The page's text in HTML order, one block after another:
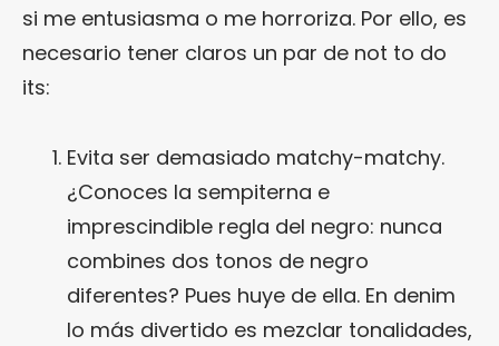
si me entusiasma o me horroriza. Por ello, es
necesario tener claros un par de not to do
its:
Evita ser demasiado matchy-matchy.
¿Conoces la sempiterna e
imprescindible regla del negro: nunca
combines dos tonos de negro
diferentes? Pues huye de ella. En denim
lo más divertido es mezclar tonalidades,